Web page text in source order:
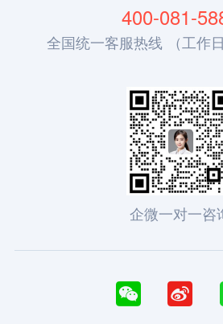
400-081-
全国统一客服热线 （工作
企微一对一咨
 